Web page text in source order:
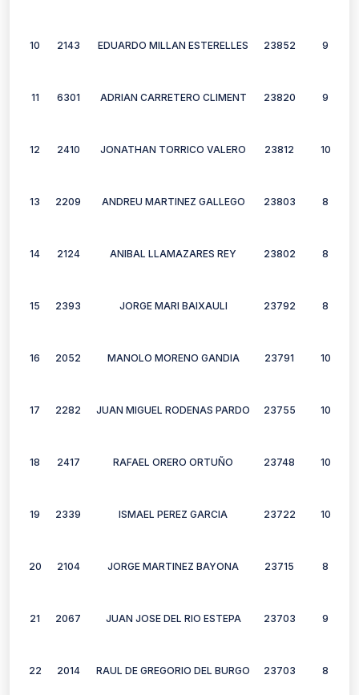
10 2143 EDUARDO MILLAN ESTERELLES 23852 9
11 6301 ADRIAN CARRETERO CLIMENT 23820 9
12 2410 JONATHAN TORRICO VALERO 23812 10
13 2209 ANDREU MARTINEZ GALLEGO 23803 8
14 2124 ANIBAL LLAMAZARES REY 23802 8
15 2393 JORGE MARI BAIXAULI 23792 8
16 2052 MANOLO MORENO GANDIA 23791 10
17 2282 JUAN MIGUEL RODENAS PARDO 23755 10
18 2417 RAFAEL ORERO ORTUÑO 23748 10
19 2339 ISMAEL PEREZ GARCIA 23722 10
20 2104 JORGE MARTINEZ BAYONA 23715 8
21 2067 JUAN JOSE DEL RIO ESTEPA 23703 9
22 2014 RAUL DE GREGORIO DEL BURGO 23703 8